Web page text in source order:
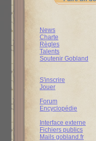
News
Charte
Règles
Talents
Soutenir Gobland
S'inscrire
Jouer
Forum
Encyclopédie
Interface externe
Fichiers publics
Mails gobland.fr